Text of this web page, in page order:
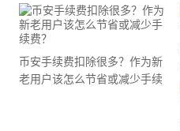
币安手续费扣除很多？作为新
老用户该怎么节省或减少手续